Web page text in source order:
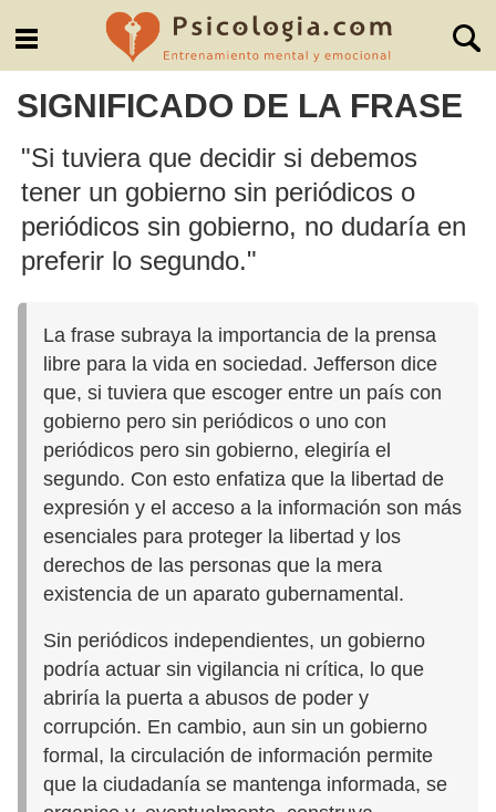
SIGNIFICADO DE LA FRASE
"Si tuviera que decidir si debemos
tener un gobierno sin periódicos o
periódicos sin gobierno, no dudaría en
preferir lo segundo."
La frase subraya la importancia de la prensa
libre para la vida en sociedad. Jefferson dice
que, si tuviera que escoger entre un país con
gobierno pero sin periódicos o uno con
periódicos pero sin gobierno, elegiría el
segundo. Con esto enfatiza que la libertad de
expresión y el acceso a la información son más
esenciales para proteger la libertad y los
derechos de las personas que la mera
existencia de un aparato gubernamental.
Sin periódicos independientes, un gobierno
podría actuar sin vigilancia ni crítica, lo que
abriría la puerta a abusos de poder y
corrupción. En cambio, aun sin un gobierno
formal, la circulación de información permite
que la ciudadanía se mantenga informada, se